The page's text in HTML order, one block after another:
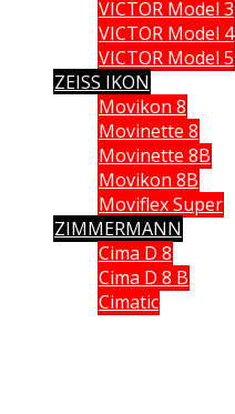
VICTOR Model 3
VICTOR Model 4
VICTOR Model 5
ZEISS IKON
Movikon 8
Movinette 8
Movinette 8B
Movikon 8B
Moviflex Super
ZIMMERMANN
Cima D 8
Cima D 8 B
Cimatic